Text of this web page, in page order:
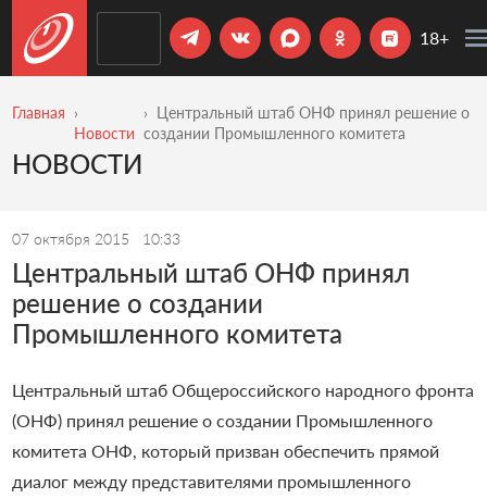
18+
Главная
Новости
Центральный штаб ОНФ принял решение о
создании Промышленного комитета
НОВОСТИ
07 октября 2015 10:33
Центральный штаб ОНФ принял
решение о создании
Промышленного комитета
Центральный штаб Общероссийского народного фронта
(ОНФ) принял решение о создании Промышленного
комитета ОНФ, который призван обеспечить прямой
диалог между представителями промышленного